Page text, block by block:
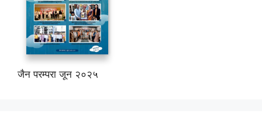
जैन परम्परा जून २०२५